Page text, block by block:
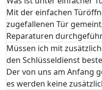
Mit der einfachen
zugefallenen Tür
Reparaturen
Müssen ich mit
den Schlüsseldienst
Der von uns am Anfang
es werden keine